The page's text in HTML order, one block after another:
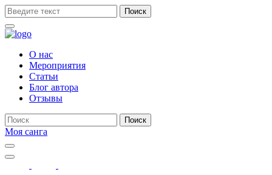
Поиск
О нас
Мероприятия
Статьи
Блог автора
Отзывы
Поиск
Моя санга
Toggle
navigation
Show
search